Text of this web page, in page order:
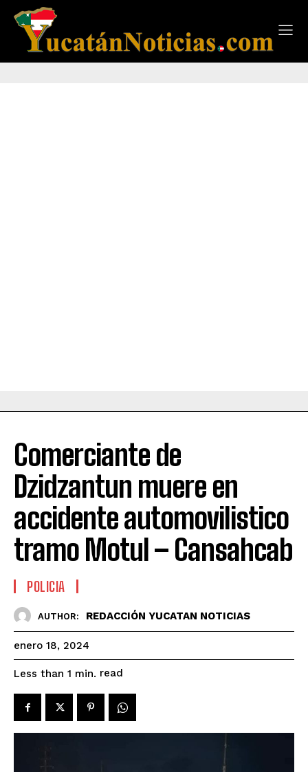
Comerciante de
Dzidzantun muere en
accidente automovilistico
tramo Motul – Cansahcab
POLICIA
AUTHOR: REDACCIÓN YUCATAN NOTICIAS
enero 18, 2024
Less than 1 min. read